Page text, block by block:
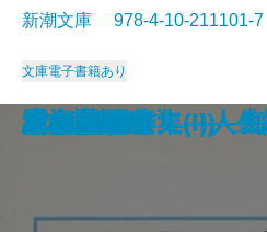
死者の奢り・飼育
続 813―ルパン傑
知と愛
813―ルパン傑作集
シッダールタ
ビルマの竪琴
ハックルベリイ・
風林火山
あすなろ物語
白い牙
新潮文庫 978-4-10-
文庫電子書籍あり
Xの悲劇
ドイル傑作集(II)―
雲の墓標
赤と黒〔下〕
サキ短編集
幸福について―人
流れる
緋文字
二十四の瞳
ドイル傑作集(I)―